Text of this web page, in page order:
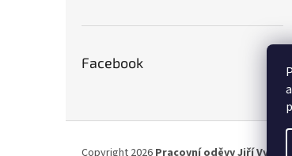
Facebook
Copyright 2026 Pracovní oděvy Jiří Vyskočil